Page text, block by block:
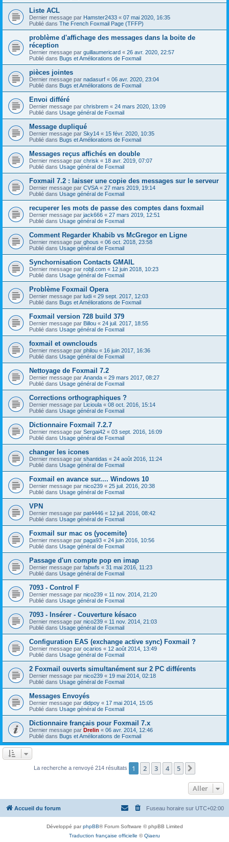
Liste ACL
Dernier message par Hamster2433 « 07 mai 2020, 16:35
Publié dans The French Foxmail Page (TFFP)
problème d'affichage des messages dans la boite de
réception
Dernier message par guillaumericard « 26 avr. 2020, 22:57
Publié dans Bugs et Améliorations de Foxmail
pièces jointes
Dernier message par nadasurf « 06 avr. 2020, 23:04
Publié dans Bugs et Améliorations de Foxmail
Envoi différé
Dernier message par chrisbrem « 24 mars 2020, 13:09
Publié dans Usage général de Foxmail
Message dupliqué
Dernier message par Sky14 « 15 févr. 2020, 10:35
Publié dans Bugs et Améliorations de Foxmail
Messages reçus affichés en double
Dernier message par chrisk « 18 avr. 2019, 07:07
Publié dans Usage général de Foxmail
Foxmail 7.2 : laisser une copie des messages sur le serveur
Dernier message par CVSA « 27 mars 2019, 19:14
Publié dans Usage général de Foxmail
recuperer les mots de passe des comptes dans foxmail
Dernier message par jack666 « 27 mars 2019, 12:51
Publié dans Usage général de Foxmail
Comment Regarder Khabib vs McGregor en Ligne
Dernier message par ghous « 06 oct. 2018, 23:58
Publié dans Usage général de Foxmail
Synchornisation Contacts GMAIL
Dernier message par robjl.com « 12 juin 2018, 10:23
Publié dans Usage général de Foxmail
Problème Foxmail Opera
Dernier message par ludi « 29 sept. 2017, 12:03
Publié dans Bugs et Améliorations de Foxmail
Foxmail version 728 build 379
Dernier message par Billou « 24 juil. 2017, 18:55
Publié dans Usage général de Foxmail
foxmail et ownclouds
Dernier message par philou « 16 juin 2017, 16:36
Publié dans Usage général de Foxmail
Nettoyage de Foxmail 7.2
Dernier message par Ananda « 29 mars 2017, 08:27
Publié dans Usage général de Foxmail
Corrections orthographiques ?
Dernier message par Licioula « 08 oct. 2016, 15:14
Publié dans Usage général de Foxmail
Dictionnaire Foxmail 7.2.7
Dernier message par Sergai42 « 03 sept. 2016, 16:09
Publié dans Usage général de Foxmail
changer les icones
Dernier message par shantidas « 24 août 2016, 11:24
Publié dans Usage général de Foxmail
Foxmail en avance sur.... Windows 10
Dernier message par nico239 « 25 juil. 2016, 20:38
Publié dans Usage général de Foxmail
VPN
Dernier message par pat4446 « 12 juil. 2016, 08:42
Publié dans Usage général de Foxmail
Foxmail sur mac os (yocemite)
Dernier message par paga93 « 24 juin 2016, 10:56
Publié dans Usage général de Foxmail
Passage d'un compte pop en imap
Dernier message par fabwfs « 31 mai 2016, 11:23
Publié dans Usage général de Foxmail
7093 - Control F
Dernier message par nico239 « 11 nov. 2014, 21:20
Publié dans Usage général de Foxmail
7093 - Insérer - Couverture késaco
Dernier message par nico239 « 11 nov. 2014, 21:03
Publié dans Usage général de Foxmail
Configuration EAS (exchange active sync) Foxmail ?
Dernier message par ocarios « 12 août 2014, 13:49
Publié dans Usage général de Foxmail
2 Foxmail ouverts simultanément sur 2 PC différents
Dernier message par nico239 « 19 mai 2014, 02:18
Publié dans Usage général de Foxmail
Messages Envoyés
Dernier message par didpoy « 17 mai 2014, 15:05
Publié dans Usage général de Foxmail
Dictionnaire français pour Foxmail 7.x
Dernier message par Drelin « 06 avr. 2014, 12:46
Publié dans Bugs et Améliorations de Foxmail
La recherche a renvoyé 214 résultats 1 2 3 4 5
Aller
Accueil du forum Fuseau horaire sur UTC+02:00
Développé parphpBB® Forum Software © phpBB Limited
Traduction française officielle ©Qiaeru